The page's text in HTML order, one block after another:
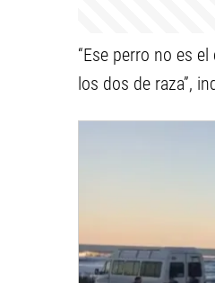
“Ese perro no es
los dos de raza”,